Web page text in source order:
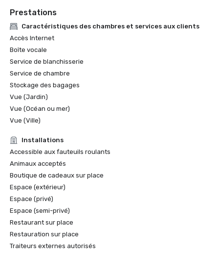
Prestations
Caractéristiques des chambres et services aux clients
Accès Internet
Boîte vocale
Service de blanchisserie
Service de chambre
Stockage des bagages
Vue (Jardin)
Vue (Océan ou mer)
Vue (Ville)
Installations
Accessible aux fauteuils roulants
Animaux acceptés
Boutique de cadeaux sur place
Espace (extérieur)
Espace (privé)
Espace (semi-privé)
Restaurant sur place
Restauration sur place
Traiteurs externes autorisés